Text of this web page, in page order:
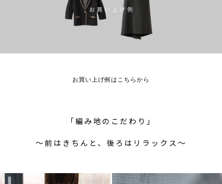
お買い上げ例はこちらから
「編み地のこだわり」
〜前はきちんと、後ろはリラックス〜